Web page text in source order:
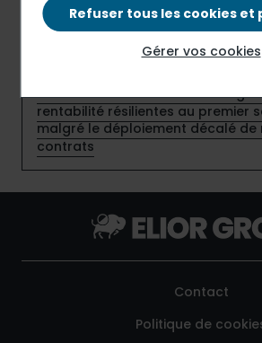
Elior France adopte le statut
mission et inscrit ses
Elior affiche une croissance
rentabilité résilientes au premier
malgré le déploiement décalé de
contrats
Contact
Politique de
Refuser tous les cookies et
Gérer vos cookies